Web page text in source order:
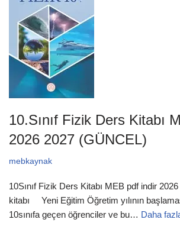
10.Sınıf Fizik Ders Kitabı
2026 2027 (GÜNCEL)
mebkaynak
10Sınıf Fizik Ders Kitabı MEB pdf indir
kitabı Yeni Eğitim Öğretim yılının
10sınıfa geçen öğrenciler ve bu… Daha